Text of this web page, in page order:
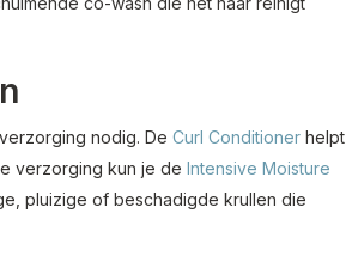
nodig. De Curl Conditioner helpt
verzorging kun je de Intensive Moisture
pluizige of beschadigde krullen die